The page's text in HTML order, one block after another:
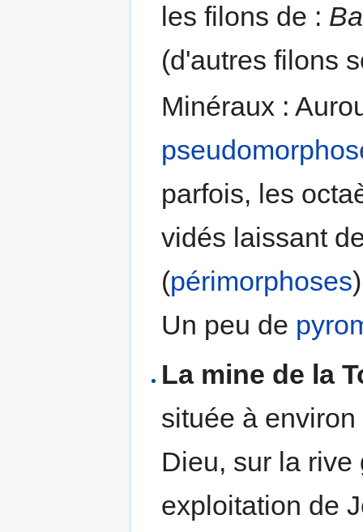
les filons de :
(d'autres filons
Minéraux :
parfois, les
vidés laissant
(périmorphoses
Un peu de
La mine de la
située à
Dieu, sur la
exploitation de